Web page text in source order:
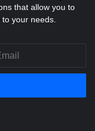
that allow you to
your needs.